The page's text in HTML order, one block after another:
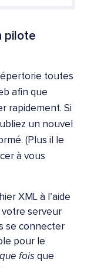
pilote
toutes
afin que
rapidement. Si
un nouvel
(Plus il le
à vous
XML à l’aide
votre serveur
se connecter
pour le
fois que